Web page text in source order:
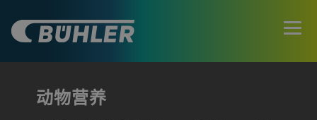
动物营养